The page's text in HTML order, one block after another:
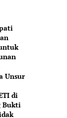
Unsur
di
Bukti